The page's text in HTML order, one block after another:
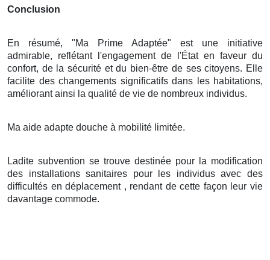
Conclusion
En résumé, "Ma Prime Adaptée" est une initiative
admirable, reflétant l'engagement de l'État en faveur du
confort, de la sécurité et du bien-être de ses citoyens. Elle
facilite des changements significatifs dans les habitations,
améliorant ainsi la qualité de vie de nombreux individus.
Ma aide adapte douche à mobilité limitée.
Ladite subvention se trouve destinée pour la modification
des installations sanitaires pour les individus avec des
difficultés en déplacement , rendant de cette façon leur vie
davantage commode.